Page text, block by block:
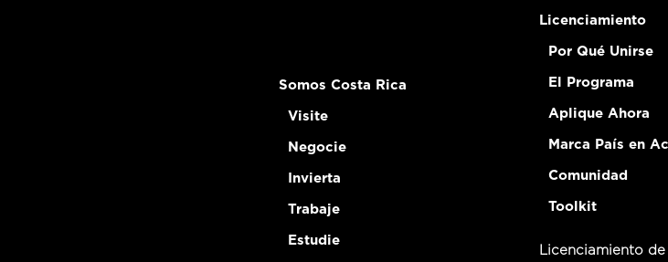
Somos Costa Rica
Visite
Negocie
Invierta
Trabaje
Estudie
Licenciamiento
Por Qué Unirse
El Programa
Aplique Ahora
Marca País en
Comunidad
Toolkit
Licenciamiento